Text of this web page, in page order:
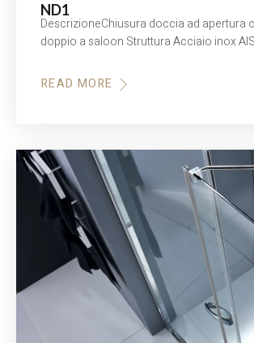
ND1
DescrizioneChiusura doccia ad apertura
doppio a saloon Struttura Acciaio inox
READ MORE